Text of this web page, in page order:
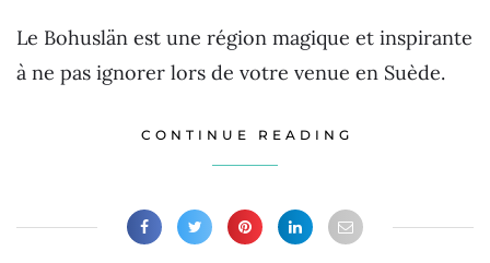
Le Bohuslän est une région magique et inspirante
à ne pas ignorer lors de votre venue en Suède.
CONTINUE READING